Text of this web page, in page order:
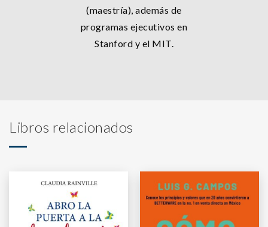
(maestría), además de
programas ejecutivos en
Stanford y el MIT.
Libros relacionados